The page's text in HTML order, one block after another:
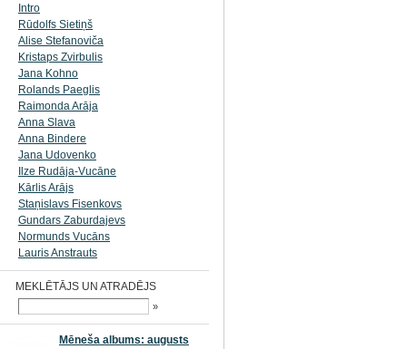
Intro
Rūdolfs Sietiņš
Alise Stefanoviča
Kristaps Zvirbulis
Jana Kohno
Rolands Paeglis
Raimonda Arāja
Anna Slava
Anna Bindere
Jana Udovenko
Ilze Rudāja-Vucāne
Kārlis Arājs
Staņislavs Fisenkovs
Gundars Zaburdajevs
Normunds Vucāns
Lauris Anstrauts
MEKLĒTĀJS UN ATRADĒJS
»
Mēneša albums: augusts